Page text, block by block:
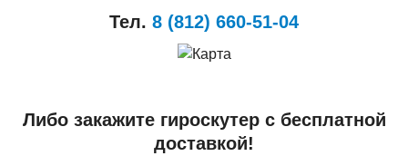
Тел. 8 (812) 660-51-04
Либо закажите гироскутер с бесплатной
доставкой!